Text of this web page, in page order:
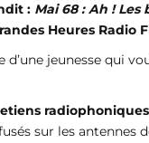
: Mai 68 : Ah ! Les
Heures Radio
d’une jeunesse qui
sur les antennes